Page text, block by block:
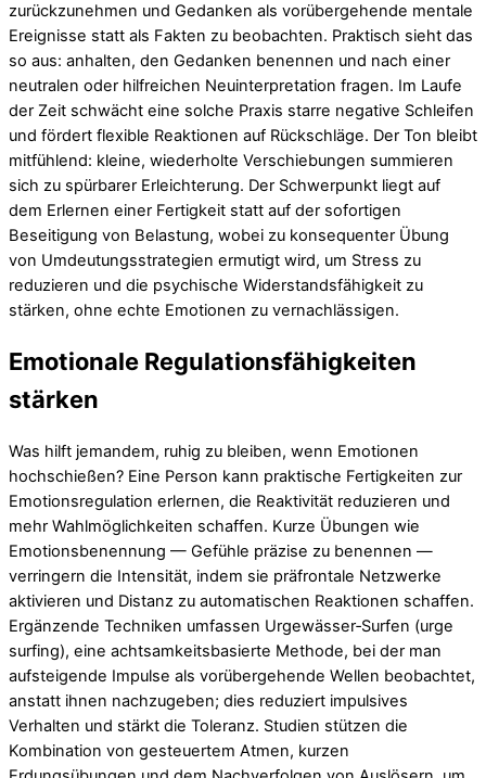
zurückzunehmen und Gedanken als vorübergehende mentale
Ereignisse statt als Fakten zu beobachten. Praktisch sieht das
so aus: anhalten, den Gedanken benennen und nach einer
neutralen oder hilfreichen Neuinterpretation fragen. Im Laufe
der Zeit schwächt eine solche Praxis starre negative Schleifen
und fördert flexible Reaktionen auf Rückschläge. Der Ton bleibt
mitfühlend: kleine, wiederholte Verschiebungen summieren
sich zu spürbarer Erleichterung. Der Schwerpunkt liegt auf
dem Erlernen einer Fertigkeit statt auf der sofortigen
Beseitigung von Belastung, wobei zu konsequenter Übung
von Umdeutungsstrategien ermutigt wird, um Stress zu
reduzieren und die psychische Widerstandsfähigkeit zu
stärken, ohne echte Emotionen zu vernachlässigen.
Emotionale Regulationsfähigkeiten
stärken
Was hilft jemandem, ruhig zu bleiben, wenn Emotionen
hochschießen? Eine Person kann praktische Fertigkeiten zur
Emotionsregulation erlernen, die Reaktivität reduzieren und
mehr Wahlmöglichkeiten schaffen. Kurze Übungen wie
Emotionsbenennung — Gefühle präzise zu benennen —
verringern die Intensität, indem sie präfrontale Netzwerke
aktivieren und Distanz zu automatischen Reaktionen schaffen.
Ergänzende Techniken umfassen Urgewässer‑Surfen (urge
surfing), eine achtsamkeitsbasierte Methode, bei der man
aufsteigende Impulse als vorübergehende Wellen beobachtet,
anstatt ihnen nachzugeben; dies reduziert impulsives
Verhalten und stärkt die Toleranz. Studien stützen die
Kombination von gesteuertem Atmen, kurzen